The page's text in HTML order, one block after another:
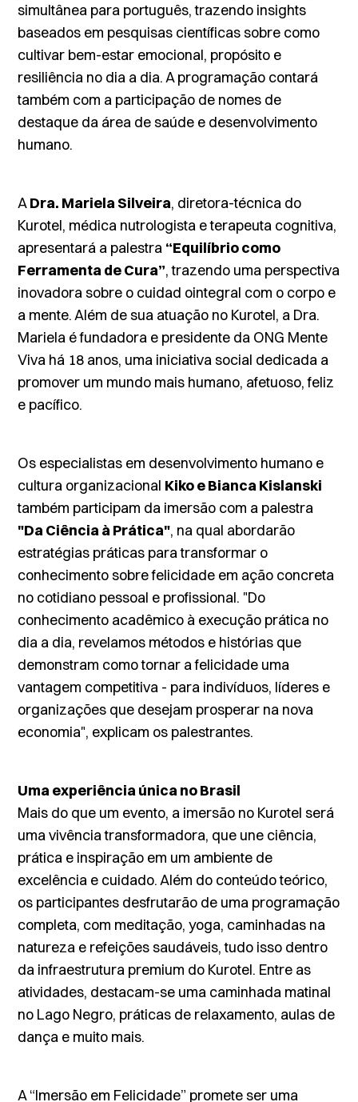
simultânea para português, trazendo insights
baseados em pesquisas científicas sobre como
cultivar bem-estar emocional, propósito e
resiliência no dia a dia. A programação contará
também com a participação de nomes de
destaque da área de saúde e desenvolvimento
humano.
ADra. Mariela Silveira, diretora-técnica do
Kurotel, médica nutrologista e terapeuta cognitiva,
apresentará a palestra “Equilíbrio como
Ferramenta de Cura”, trazendo uma perspectiva
inovadora sobre o cuidad ointegral com o corpo e
a mente. Além de sua atuação no Kurotel, a Dra.
Mariela é fundadora e presidente da ONG Mente
Viva há 18 anos, uma iniciativa social dedicada a
promover um mundo mais humano, afetuoso, feliz
e pacífico.
Os especialistas em desenvolvimento humano e
cultura organizacional Kiko e Bianca Kislanski
também participam da imersão com a palestra
"Da Ciência à Prática", na qual abordarão
estratégias práticas para transformar o
conhecimento sobre felicidade em ação concreta
no cotidiano pessoal e profissional. "Do
conhecimento acadêmico à execução prática no
dia a dia, revelamos métodos e histórias que
demonstram como tornar a felicidade uma
vantagem competitiva - para indivíduos, líderes e
organizações que desejam prosperar na nova
economia", explicam os palestrantes.
Uma experiência única no Brasil
Mais do que um evento, a imersão no Kurotel será
uma vivência transformadora, que une ciência,
prática e inspiração em um ambiente de
excelência e cuidado. Além do conteúdo teórico,
os participantes desfrutarão de uma programação
completa, com meditação, yoga, caminhadas na
natureza e refeições saudáveis, tudo isso dentro
da infraestrutura premium do Kurotel. Entre as
atividades, destacam-se uma caminhada matinal
no Lago Negro, práticas de relaxamento, aulas de
dança e muito mais.
A “Imersão em Felicidade” promete ser uma